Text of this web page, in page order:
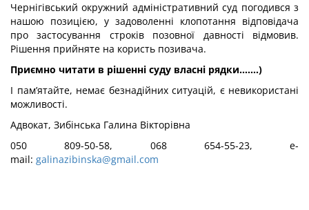
Чернігівський окружний адміністративний суд погодився з
нашою позицією, у задоволенні клопотання відповідача
про застосування строків позовної давності відмовив.
Рішення прийняте на користь позивача.
Приємно читати в рішенні суду власні рядки…….)
І пам’ятайте, немає безнадійних ситуацій, є невикористані
можливості.
Адвокат, Зибінська Галина Вікторівна
050 809-50-58, 068 654-55-23, e-
mail: galinazibinska@gmail.com